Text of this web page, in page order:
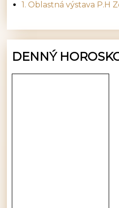
1. Oblastná výstava P.H
DENNÝ